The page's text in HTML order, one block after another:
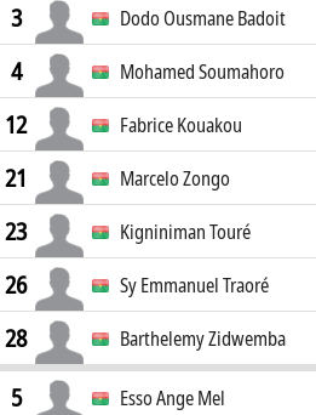
3 Dodo Ousmane Badoit
4 Mohamed Soumahoro
12 Fabrice Kouakou
21 Marcelo Zongo
23 Kigniniman Touré
26 Sy Emmanuel Traoré
28 Barthelemy Zidwemba
5 Esso Ange Mel